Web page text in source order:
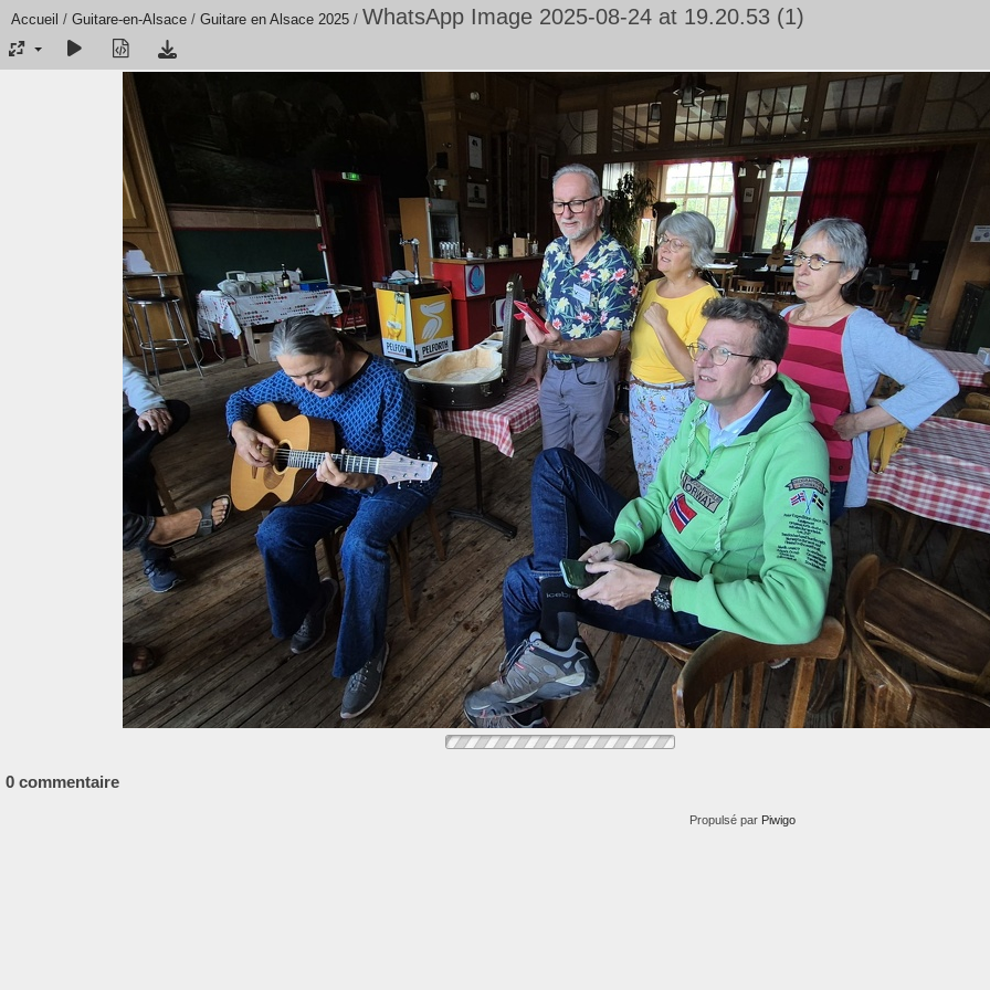
Accueil / Guitare-en-Alsace / Guitare en Alsace 2025 / WhatsApp Image 2025-08-24 at 19.20.53 (1)
0 commentaire
Propulsé par Piwigo